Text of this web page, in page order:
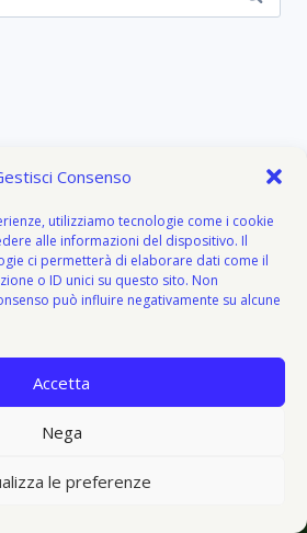
Consenso
utilizziamo tecnologie come i cookie
alle informazioni del dispositivo. Il
ci permetterà di elaborare dati come il
o ID unici su questo sito. Non
può influire negativamente su alcune
Accetta
Nega
le preferenze
Bacheca del donatore
Kadence WP